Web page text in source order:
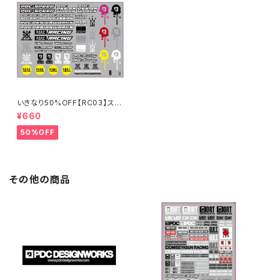
いきなり50%OFF【RC03】スポ
ンサーステッカーB 2024
¥660
50%OFF
その他の商品